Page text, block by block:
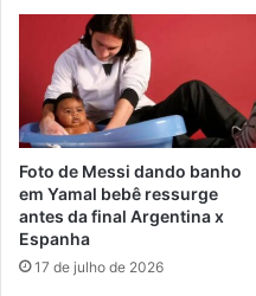
Foto de Messi dando banho
em Yamal bebê ressurge
antes da final Argentina x
Espanha
17 de julho de 2026